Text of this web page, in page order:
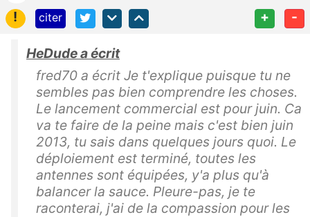
! citer + -
HeDude a écrit
fred70 a écrit Je t'explique puisque tu ne
sembles pas bien comprendre les choses.
Le lancement commercial est pour juin. Ca
va te faire de la peine mais c'est bien juin
2013, tu sais dans quelques jours quoi. Le
déploiement est terminé, toutes les
antennes sont équipées, y'a plus qu'à
balancer la sauce. Pleure-pas, je te
raconterai, j'ai de la compassion pour les